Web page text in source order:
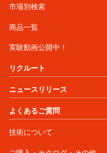
市場別検索
商品一覧
実験動画公開中！
リクルート
ニュースリリース
よくあるご質問
技術について